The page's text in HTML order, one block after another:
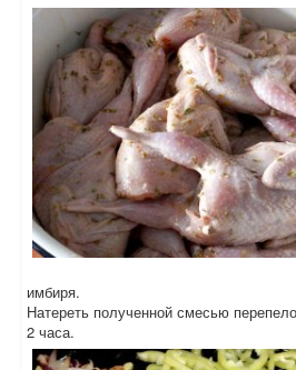
имбиря.
Натереть полученной смесью
2 часа.